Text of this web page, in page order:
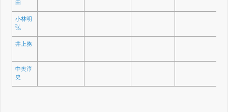
由
小林明
弘
井上務
中奥淳
史